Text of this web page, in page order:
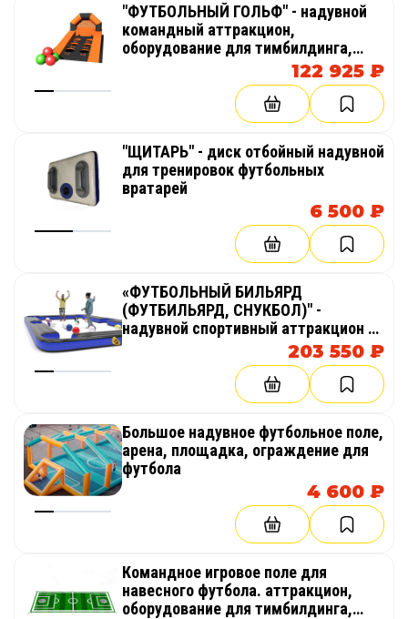
"ФУТБОЛЬНЫЙ ГОЛЬФ" - надувной
командный аттракцион,
оборудование для тимбилдинга,
праздника, корпоратива,
соревнований, веселых стартов,
эстафет, бизнеса
122 925 ₽
"ЩИТАРЬ" - диск отбойный надувной
для тренировок футбольных
вратарей
6 500 ₽
«ФУТБОЛЬНЫЙ БИЛЬЯРД
(ФУТБИЛЬЯРД, СНУКБОЛ)" -
надувной спортивный аттракцион из
203 550 ₽
Большое надувное футбольное поле,
арена, площадка, ограждение для
футбола
4 600 ₽
Командное игровое поле для
навесного футбола. аттракцион,
оборудование для тимбилдинга,